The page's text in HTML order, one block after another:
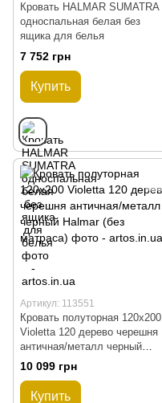
Кровать HALMAR SUMATRA
односпальная белая без
ящика для белья
7 752 грн
Купить
Артикул: 113551
Кровать полуторная 120x200
Violetta 120 дерево черешня
античная/металл черный
Halmar (без матраса)
10 099 грн
Купить